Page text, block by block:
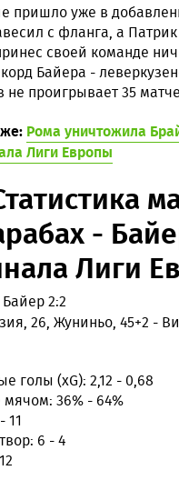
пришло уже в
с фланга, а
своей команде
Байера -
не проигрывает 35
Рома уничтожила
Лиги Европы
-
Лиги
2:2
26, Жуниньо, 45+2 -
голы (xG): 2,12 - 0,68
36% - 64%
11
6 - 4